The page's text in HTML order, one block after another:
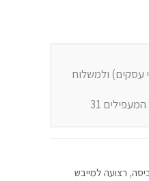
עד הבית לכל הארץ (עד 5 ימי עסקים) ולמשלוח
זמין לאיסוף עצמי באספקה מיידית מרחוב המעפילים 31
, רצועה למייבש